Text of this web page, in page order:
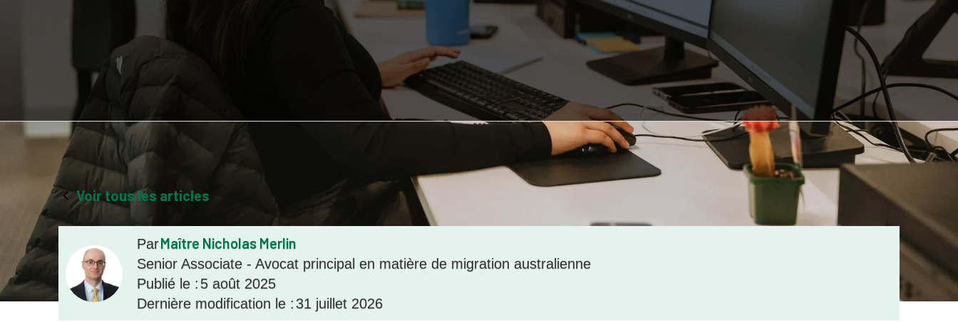
Voir tous les articles
ParMaître Nicholas Merlin
Senior Associate - Avocat principal en matière de migration australienne
Publié le : 5 août 2025
Dernière modification le : 31 juillet 2026